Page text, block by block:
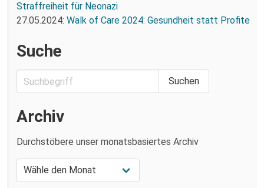
Straffreiheit für Neonazi
27.05.2024: Walk of Care 2024: Gesundheit statt Profite
Suche
Archiv
Durchstöbere unser monatsbasiertes Archiv